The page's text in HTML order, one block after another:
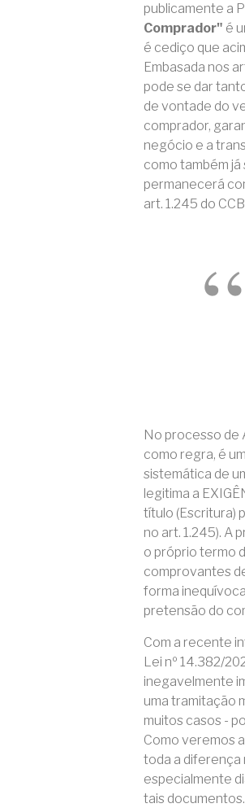
publicamente a
Comprador" é
é cediço que
Embasada nos
pode se dar
de vontade do
comprador,
negócio e a
como também
permanecerá
art. 1.245 do
No processo de
como regra, é
sistemática de
legitima a
título (Escritura)
no art. 1.245). A
o próprio termo
comprovantes
forma
pretensão do
Com a recente
Lei nº 14.382/
inegavelmente
uma tramitação
muitos casos -
Como veremos
toda a diferença
especialmente
tais documentos.